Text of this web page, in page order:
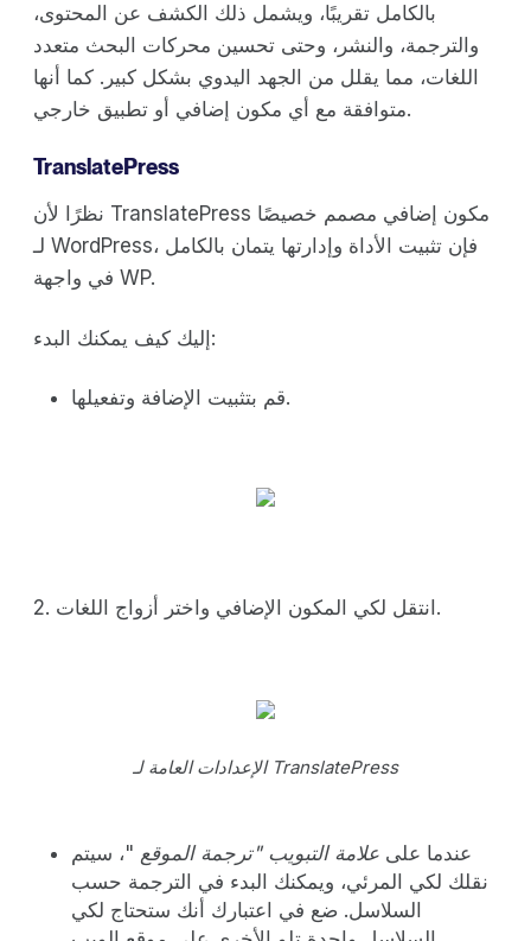
بالكامل تقريبًا، ويشمل ذلك الكشف عن المحتوى،
والترجمة، والنشر، وحتى تحسين محركات البحث متعدد
اللغات، مما يقلل من الجهد اليدوي بشكل كبير. كما أنها
متوافقة مع أي مكون إضافي أو تطبيق خارجي.
TranslatePress
نظرًا لأن TranslatePress مكون إضافي مصمم خصيصًا
لـ WordPress، فإن تثبيت الأداة وإدارتها يتمان بالكامل
في واجهة WP.
إليك كيف يمكنك البدء:
قم بتثبيت الإضافة وتفعيلها.
2. انتقل لكي المكون الإضافي واختر أزواج اللغات.
الإعدادات العامة لـ TranslatePress
عندما على علامة التبويب "ترجمة الموقع "، سيتم
نقلك لكي المرئي، ويمكنك البدء في الترجمة حسب
السلاسل. ضع في اعتبارك أنك ستحتاج لكي